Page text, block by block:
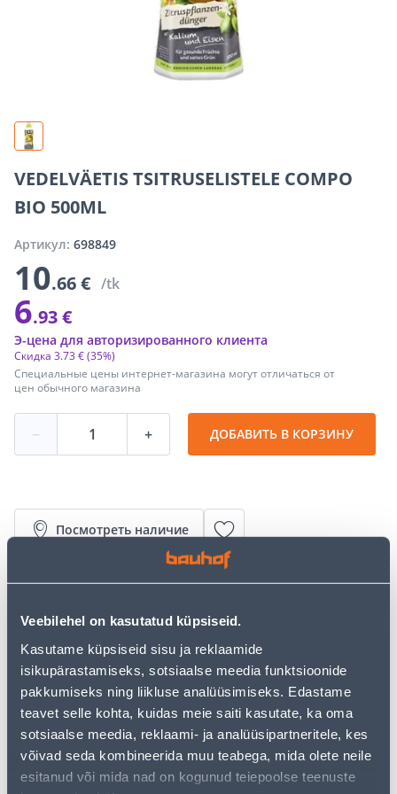
Veebilehel on kasutatud küpsiseid.
Kasutame küpsiseid sisu ja reklaamide
isikupärastamiseks, sotsiaalse meedia funktsioonide
pakkumiseks ning liikluse analüüsimiseks. Edastame
teavet selle kohta, kuidas meie saiti kasutate, ka oma
sotsiaalse meedia, reklaami- ja analüüsipartneritele, kes
võivad seda kombineerida muu teabega, mida olete neile
esitanud või mida nad on kogunud teiepoolse teenuste
VEDELVÄETIS TSITRUSELISTELE COMPO
BIO 500ML
Артикул: 698849
10.66 € /tk
6.93 €
Специальные цены интернет-магазина могут отличаться от
цен обычного магазина
Скидка 3.73 €(35%)
Э-цена для авторизированного клиента
− + ДОБАВИТЬ В КОРЗИНУ
Посмотреть наличие
• Vedelväetis tsitruselistele, milles on 100% looduslikud
• Tasakaalustatud toitainete koostis väetises tagab, et
taim oleks terve ja tugev ning viljad aromaatsed.
• Tänu 100% looduslikele koostisosadele sobib väetis
kasutamiseks ka mahepõllumajanduses.
• 14-päevane tagastusõigus.
Предполагаемая доставка 3,69 € от 2-5 tööpäeva